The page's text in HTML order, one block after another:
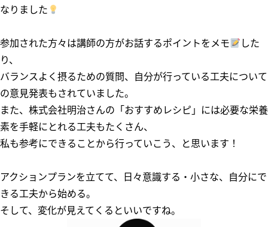
なりました
参加された方々は講師の方がお話するポイントをメモ
した
り、
バランスよく摂るための質問、自分が行っている工夫について
の意見発表もされていました。
また、株式会社明治さんの「おすすめレシピ」には必要な栄養
素を手軽にとれる工夫もたくさん、
私も参考にできることから行っていこう、と思います！
アクションプランを立てて、日々意識する・小さな、自分にで
きる工夫から始める。
そして、変化が見えてくるといいですね。